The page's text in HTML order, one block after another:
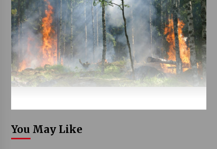
You May Like